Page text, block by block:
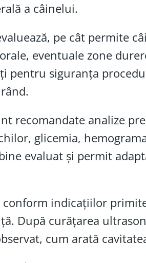
a câinelui.
pe cât permite
eventuale zone
pentru siguranța
recomandate analize
glicemia,
evaluat și permit
indicațiilor
După curățarea
cum arată